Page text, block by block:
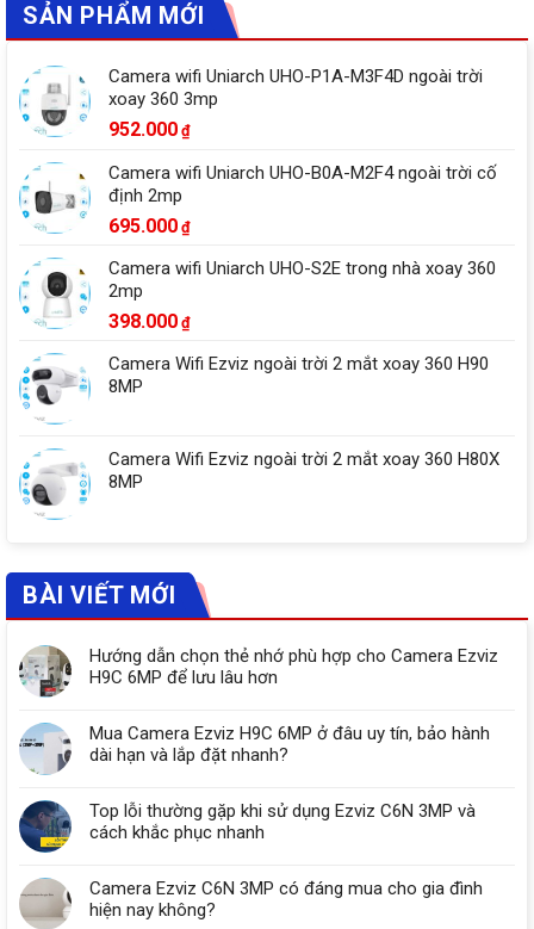
SẢN PHẨM MỚI
Camera wifi Uniarch UHO-P1A-M3F4D ngoài trời
xoay 360 3mp
952.000 ₫
Camera wifi Uniarch UHO-B0A-M2F4 ngoài trời cố
định 2mp
695.000 ₫
Camera wifi Uniarch UHO-S2E trong nhà xoay 360
2mp
398.000 ₫
Camera Wifi Ezviz ngoài trời 2 mắt xoay 360 H90
8MP
Camera Wifi Ezviz ngoài trời 2 mắt xoay 360 H80X
8MP
BÀI VIẾT MỚI
Hướng dẫn chọn thẻ nhớ phù hợp cho Camera Ezviz
H9C 6MP để lưu lâu hơn
Mua Camera Ezviz H9C 6MP ở đâu uy tín, bảo hành
dài hạn và lắp đặt nhanh?
Top lỗi thường gặp khi sử dụng Ezviz C6N 3MP và
cách khắc phục nhanh
Camera Ezviz C6N 3MP có đáng mua cho gia đình
hiện nay không?